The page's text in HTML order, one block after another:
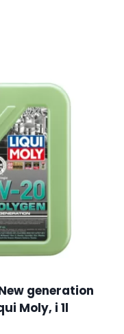
generation
Moly, i 1l